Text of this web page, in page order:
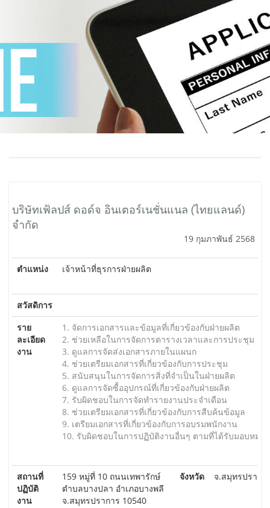
บริษัทเฟ้ลปส์ ดอด์จ อินเตอร์เนชั่นแนล (ไทยแลนด์)
จำกัด
19 กุมภาพันธ์ 2568
ตำแหน่ง เจ้าหน้าที่ธุรการฝ่ายผลิต
สวัสดิการ
ราย
ละเอียด
งาน
1. จัดการเอกสารและข้อมูลที่เกี่ยวข้องกับฝ่ายผลิต
2. ช่วยเหลือในการจัดการตารางเวลาและการประชุม
3. ดูแลการจัดส่งเอกสารภายในแผนก
4. ช่วยเตรียมเอกสารที่เกี่ยวข้องกับการประชุม
5. สนับสนุนในการจัดการสิ่งที่จำเป็นในฝ่ายผลิต
6. ดูแลการจัดซื้ออุปกรณ์ที่เกี่ยวข้องกับฝ่ายผลิต
7. รับผิดชอบในการจัดทำรายงานประจำเดือน
8. ช่วยเตรียมเอกสารที่เกี่ยวข้องกับการสืบค้นข้อมูล
9. เตรียมเอกสารที่เกี่ยวข้องกับการอบรมพนักงาน
10. รับผิดชอบในการปฏิบัติงานอื่นๆ ตามที่ได้รับมอบหมาย
สถานที่
ปฏิบัติ
งาน
159 หมู่ที่ 10 ถนนเทพารักษ์
ตำบลบางปลา อำเภอบางพลี
จ.สมุทรปราการ 10540
จังหวัด จ.สมุทรปรากา